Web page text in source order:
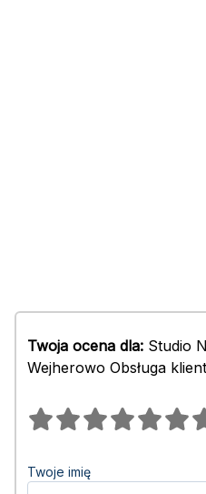
Twoja ocena dla: Studio
Wejherowo Obsługa
Twoje imię